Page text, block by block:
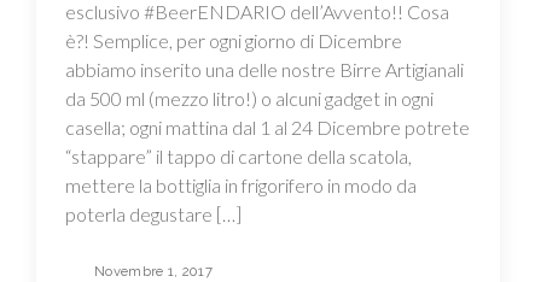
esclusivo #BeerENDARIO dell’Avvento!! Cosa
è?! Semplice, per ogni giorno di Dicembre
abbiamo inserito una delle nostre Birre Artigianali
da 500 ml (mezzo litro!) o alcuni gadget in ogni
casella; ogni mattina dal 1 al 24 Dicembre potrete
“stappare” il tappo di cartone della scatola,
mettere la bottiglia in frigorifero in modo da
poterla degustare […]
Novembre 1, 2017